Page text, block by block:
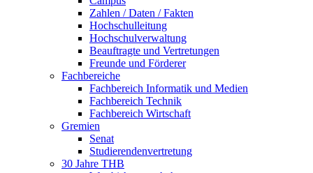
Zahlen / Daten / Fakten
Hochschulleitung
Hochschulverwaltung
Beauftragte und Vertretungen
Freunde und Förderer
Fachbereiche
Fachbereich Informatik und Medien
Fachbereich Technik
Fachbereich Wirtschaft
Gremien
Senat
Studierendenvertretung
30 Jahre THB